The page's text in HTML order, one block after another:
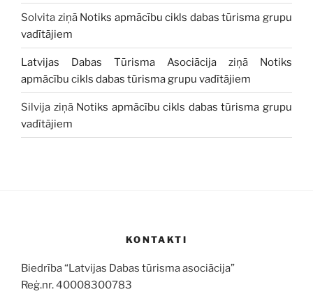
Solvita ziņā Notiks apmācību cikls dabas tūrisma grupu
vadītājiem
Latvijas Dabas Tūrisma Asociācija ziņā Notiks
apmācību cikls dabas tūrisma grupu vadītājiem
Silvija ziņā Notiks apmācību cikls dabas tūrisma grupu
vadītājiem
KONTAKTI
Biedrība “Latvijas Dabas tūrisma asociācija”
Reģ.nr. 40008300783